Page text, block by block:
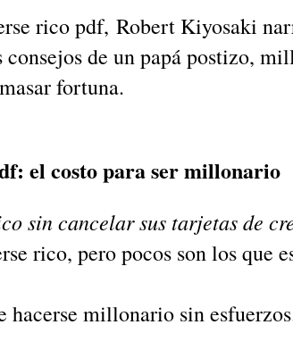
rico pdf, Robert Kiyosaki
de un papá postizo,
fortuna.
el costo para ser millonario
sin cancelar sus tarjetas de
rico, pero pocos son los que
hacerse millonario sin